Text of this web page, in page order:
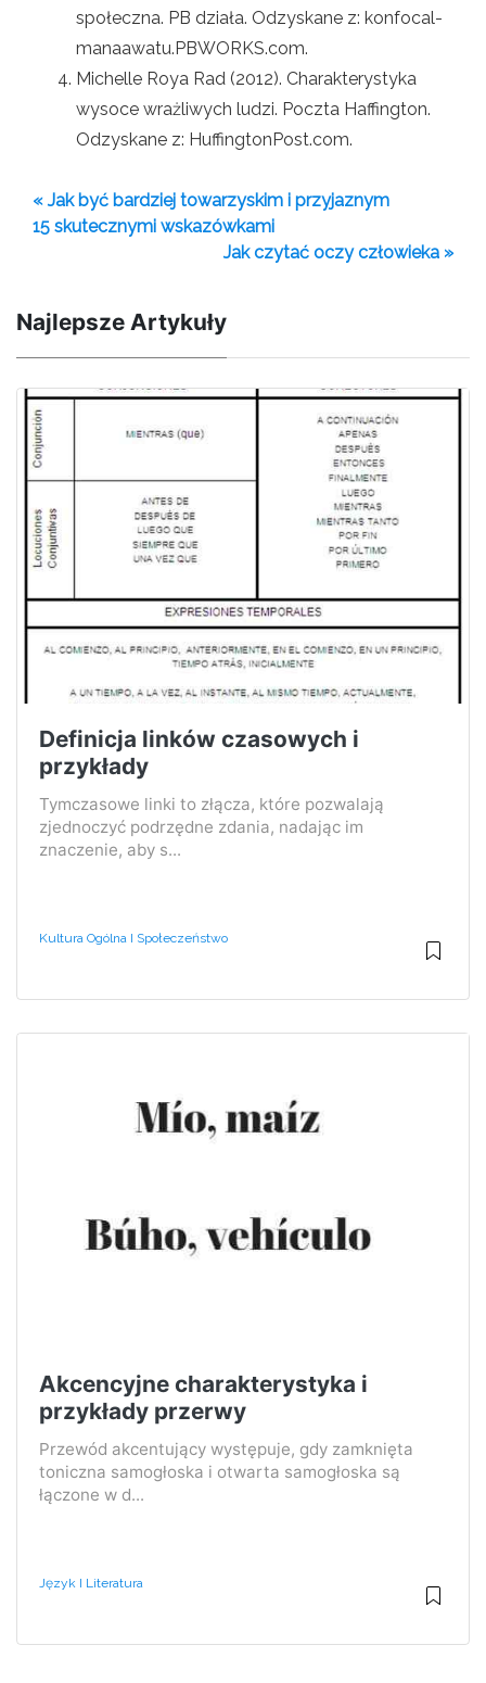
społeczna. PB działa. Odzyskane z: konfocal-
manaawatu.PBWORKS.com.
Michelle Roya Rad (2012). Charakterystyka
wysoce wrażliwych ludzi. Poczta Haffington.
Odzyskane z: HuffingtonPost.com.
« Jak być bardziej towarzyskim i przyjaznym
15 skutecznymi wskazówkami
Jak czytać oczy człowieka »
Najlepsze Artykuły
Definicja linków czasowych i
przykłady
Tymczasowe linki to złącza, które pozwalają
zjednoczyć podrzędne zdania, nadając im
znaczenie, aby s...
Kultura Ogólna I Społeczeństwo
Akcencyjne charakterystyka i
przykłady przerwy
Przewód akcentujący występuje, gdy zamknięta
toniczna samogłoska i otwarta samogłoska są
łączone w d...
Język I Literatura